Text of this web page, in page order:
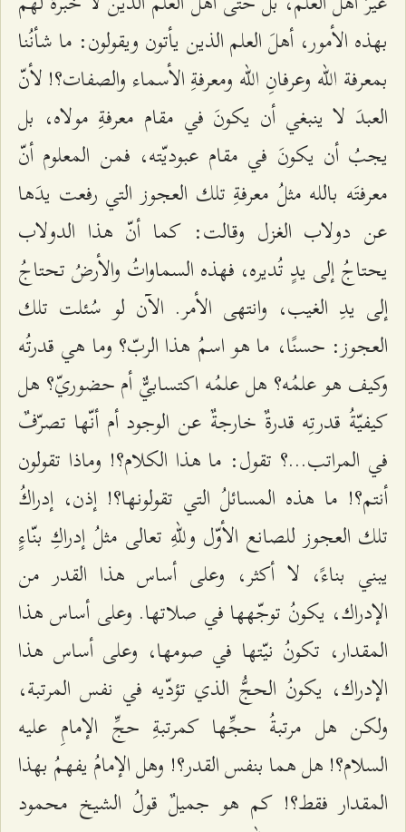
بهذه الأمور، أهلَ العلم الذين يأتون ويقولون: ما شأنُنا
بمعرفة الله وعرفانِ الله ومعرفةِ الأسماء والصفات؟! لأنّ
العبدَ لا ينبغي أن يكونَ في مقام معرفةِ مولاه، بل
يجبُ أن يكونَ في مقام عبوديّته، فمن المعلوم أنّ
معرفتَه بالله مثلُ معرفةِ تلك العجوز التي رفعت يدَها
عن دولاب الغزل وقالت: كما أنّ هذا الدولاب
يحتاجُ إلى يدٍ تُديره، فهذه السماواتُ والأرضُ تحتاجُ
إلى يدِ الغيب، وانتهى الأمر. الآن لو سُئلت تلك
العجوز: حسنًا، ما هو اسمُ هذا الربّ؟ وما هي قدرتُه
وكيف هو علمُه؟ هل علمُه اكتسابيٌّ أم حضوريّ؟ هل
كيفيّةُ قدرتِه قدرةٌ خارجةٌ عن الوجود أم أنّها تصرّفٌ
في المراتب...؟ تقول: ما هذا الكلام؟! وماذا تقولون
أنتم؟! ما هذه المسائلُ التي تقولونها؟! إذن، إدراكُ
تلك العجوز للصانع الأوّل وللّهِ تعالى مثلُ إدراكِ بنّاءٍ
يبني بناءً، لا أكثر، وعلى أساس هذا القدر من
الإدراك، يكونُ توجّهها في صلاتها. وعلى أساس هذا
المقدار، تكونُ نيّتها في صومها، وعلى أساس هذا
الإدراك، يكونُ الحجُّ الذي تؤدّيه في نفس المرتبة،
ولكن هل مرتبةُ حجِّها كمرتبةِ حجِّ الإمامِ عليه
السلام؟! هل هما بنفس القدر؟! وهل الإمامُ يفهمُ بهذا
المقدار فقط؟! كم هو جميلٌ قولُ الشيخ محمود